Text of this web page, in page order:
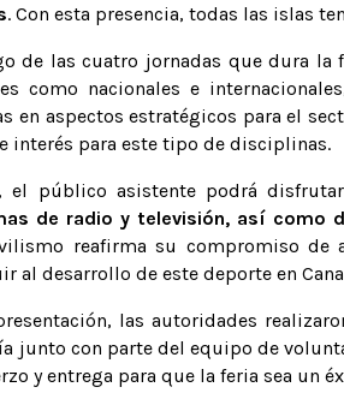
. Con esta presencia, todas las islas
de las cuatro jornadas que dura
como nacionales e
en aspectos estratégicos para el
interés para este tipo de disciplinas.
el público asistente podrá
de radio y televisión, así como
reafirma su compromiso
al desarrollo de este deporte en
las autoridades
junto con parte del equipo de
y entrega para que la feria sea un